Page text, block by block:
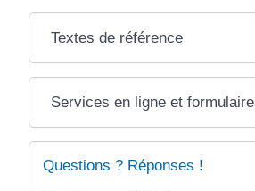
Textes de référence
Services en ligne et
Questions ? Réponses !